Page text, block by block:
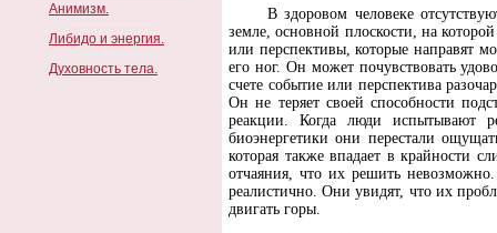
Анимизм.
Либидо и энергия.
Духовность тела.
В здоровом человеке
земле, основной плоскости, на
или перспективы, которые направят
его ног. Он может почувствовать
счете событие или перспектива
Он не теряет своей способности
реакции. Когда люди испытывают
биоэнергетики они перестали
которая также впадает в крайности
отчаяния, что их решить
реалистично. Они увидят, что их
двигать горы.